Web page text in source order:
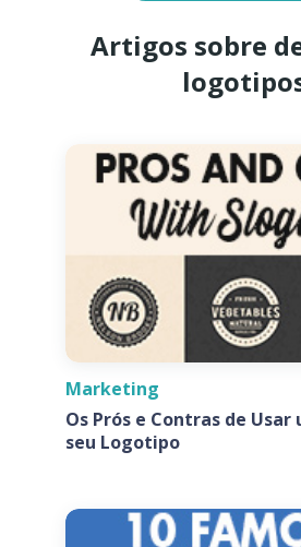
Artigos sobre
Marketing
Os Prós e Contras de Usar
seu Logotipo